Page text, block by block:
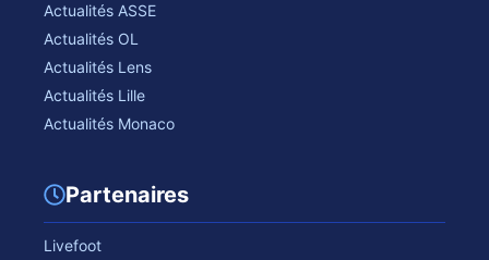
Actualités ASSE
Actualités OL
Actualités Lens
Actualités Lille
Actualités Monaco
Partenaires
Livefoot